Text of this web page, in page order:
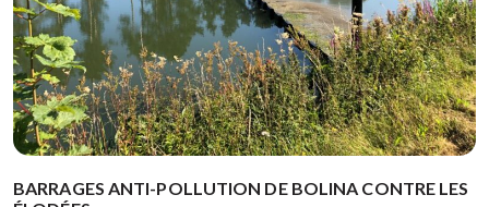
BARRAGES ANTI-POLLUTION DE BOLINA CONTRE LES